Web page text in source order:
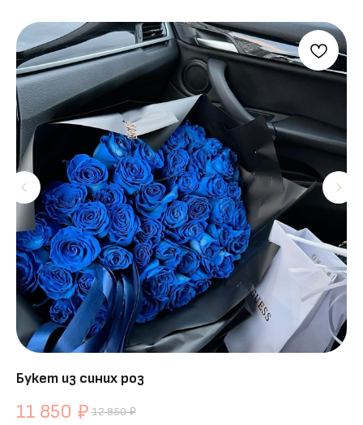
Букет из синих роз
11 850 ₽ 12 850 ₽